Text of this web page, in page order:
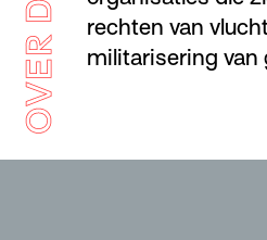
rechten van
militarisering van